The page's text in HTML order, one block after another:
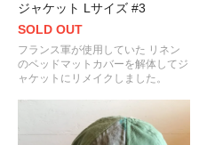
ジャケット Lサイズ #3
SOLD OUT
フランス軍が使用していた リネン
のベッドマットカバーを解体してジ
ャケットにリメイクしました。